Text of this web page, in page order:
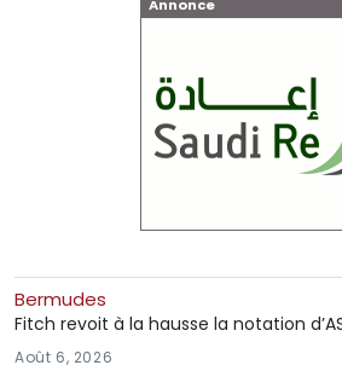
Annonce
Bermudes
Fitch revoit à la hausse la notation
Août 6, 2026